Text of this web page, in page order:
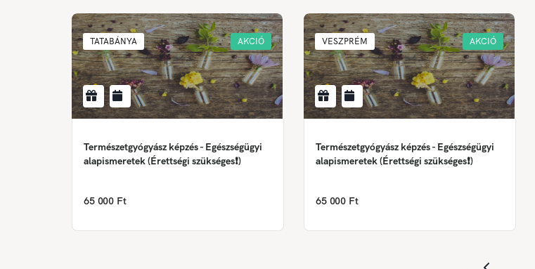
TATABÁNYA AKCIÓ
Természetgyógyász képzés - Egészségügyi
alapismeretek (Érettségi szükséges❗)
65 000 Ft
VESZPRÉM AKCIÓ
Természetgyógyász képzés - Egészségügyi
alapismeretek (Érettségi szükséges❗)
65 000 Ft